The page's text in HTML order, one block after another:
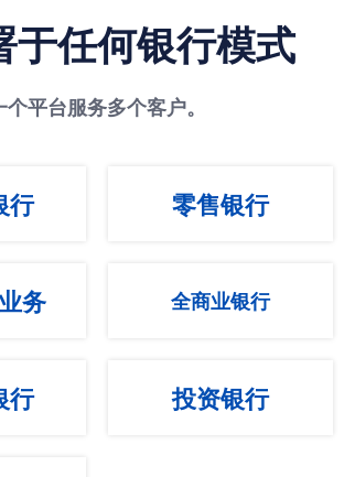
于任何银行模式
个平台服务多个客户。
行 零售银行
务 全商业银行
行 投资银行